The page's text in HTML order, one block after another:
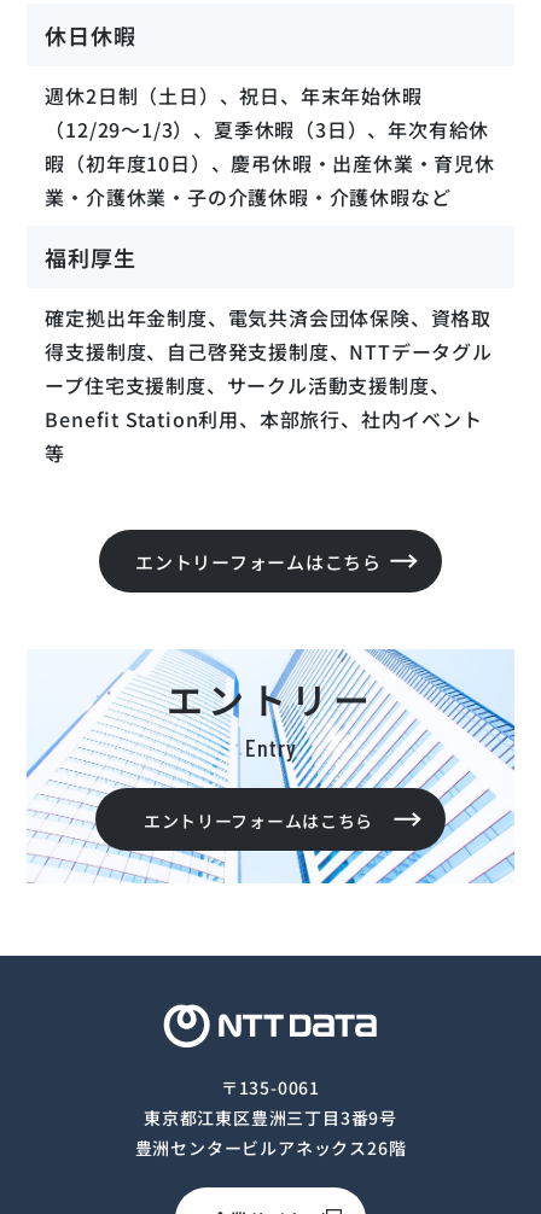
企業情報・組織体制
Z.G.
K.S.
第一開発本部 TU事業部 課長代理
第三開発本部 法人ソリューション事業部 課長
Z.L.
第一開発本部 TU事業部 課長代理
評価・研修制度
募集要項：方式系技術エンジニア、ネットワーク技術者、
Cloud技術者
募集要項：バックエンドエンジニア
募集要項：アプリケーションアーキテクト
募集要項：ソリューションエンジニア
休日休暇
週休2日制（土日）、祝日、年末年始休暇
（12/29～1/3）、夏季休暇（3日）、年次有給休
暇（初年度10日）、慶弔休暇・出産休業・育児休
業・介護休業・子の介護休暇・介護休暇など
福利厚生
確定拠出年金制度、電気共済会団体保険、資格取
得支援制度、自己啓発支援制度、NTTデータグル
ープ住宅支援制度、サークル活動支援制度、
Benefit Station利用、本部旅行、社内イベント
等
エントリーフォームはこちら
エントリー
Entry
エントリーフォームはこちら
〒135-0061
東京都江東区豊洲三丁目3番9号
豊洲センタービルアネックス26階